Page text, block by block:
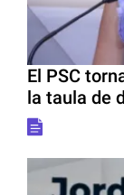
El PSC
la taula de